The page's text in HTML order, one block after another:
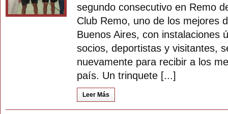
segundo consecutivo en Remo
Club Remo, uno de los mejores
Buenos Aires, con instalaciones
socios, deportistas y visitantes,
nuevamente para recibir a los
país. Un trinquete [...]
Leer Más